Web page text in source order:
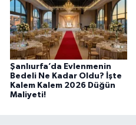
Şanlıurfa’da Evlenmenin
Bedeli Ne Kadar Oldu? İşte
Kalem Kalem 2026 Düğün
Maliyeti!